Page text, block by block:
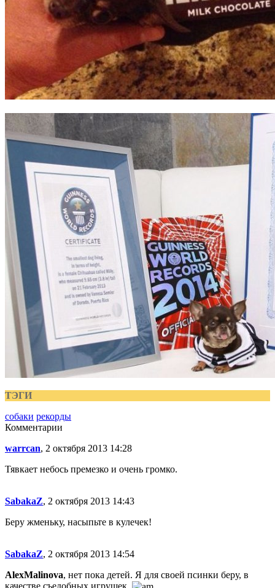
ТЭГИ
собаки рекорды
Комментарии
warrcan, 2 октября 2013 14:28
Тявкает небось премезко и очень громко.
SabakaZ, 2 октября 2013 14:43
Беру жменьку, насыпьте в кулечек!
SabakaZ, 2 октября 2013 14:54
AlexMalinova, нет пока детей. Я для своей псинки беру, в
качестве съедобных игрушек.